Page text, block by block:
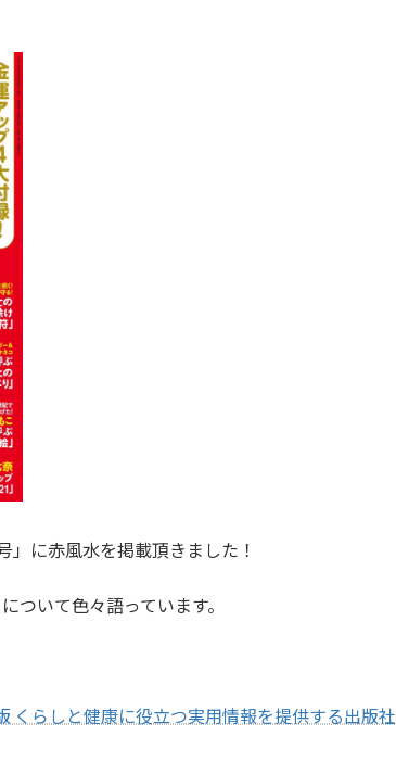
」に赤風水を掲載頂きました！
ついて色々語っています。
くらしと健康に役立つ実用情報を提供する出版社